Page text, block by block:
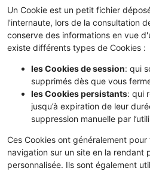
Un Cookie est un petit fichier
l'internaute, lors de la consultation
conserve des informations en vue
existe différents types de Cookies :
les Cookies de session: qui
supprimés dès que vous
les Cookies persistants: qui
jusqu’à expiration de leur
suppression manuelle par
Ces Cookies ont généralement
navigation sur un site en la rendant
personnalisée. Ils sont également